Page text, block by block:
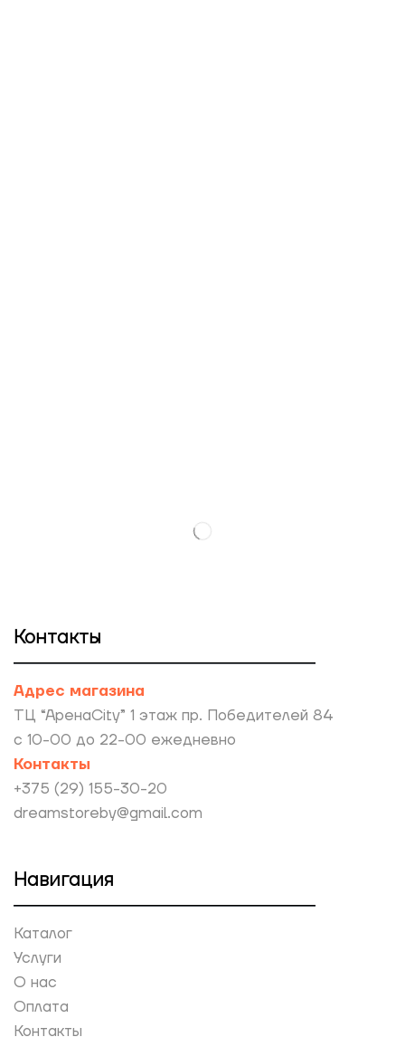
Контакты
Адрес магазина
ТЦ “АренаCity” 1 этаж пр. Победителей 84
с 10-00 до 22-00 ежедневно
Контакты
+375 (29) 155-30-20
dreamstoreby@gmail.com
Навигация
Каталог
Услуги
О нас
Оплата
Контакты